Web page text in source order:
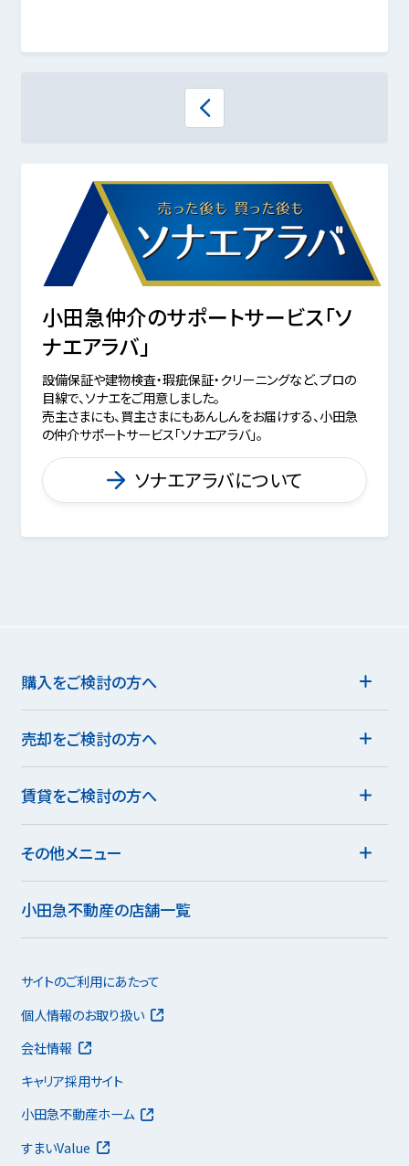
小田急仲介のサポートサービス「ソ
ナエアラバ」
設備保証や建物検査・瑕疵保証・クリーニングなど、プロの
目線で、ソナエをご用意しました。
売主さまにも、買主さまにもあんしんをお届けする、小田急
の仲介サポートサービス「ソナエアラバ」。
ソナエアラバについて
購入をご検討の方へ
売却をご検討の方へ
賃貸をご検討の方へ
その他メニュー
小田急不動産の店舗一覧
サイトのご利用にあたって
個人情報のお取り扱い
会社情報
キャリア採用サイト
小田急不動産ホーム
すまいValue